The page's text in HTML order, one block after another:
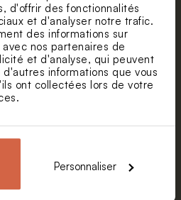
d'offrir des fonctionnalités
et d'analyser notre trafic.
des informations sur
nos partenaires de
et d'analyse, qui peuvent
informations que vous
ont collectées lors de votre
Personnaliser
Valisette carte du monde
newsletter et restez
: bénéficiez de 5%